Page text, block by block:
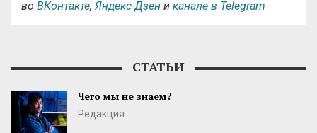
во ВКонтакте, Яндекс-Дзен и канале в Telegram
СТАТЬИ
Чего мы не знаем?
Редакция